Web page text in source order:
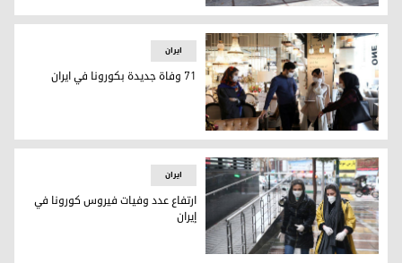
كورونا يفتك بالمزيد من الايرانيين و65 وفاة جديدة
71 وفاة جديدة بكورونا في ايران
ایران
71 وفاة جديدة بكورونا في ايران
ایران
ارتفاع عدد وفيات فيروس كورونا في
إيران